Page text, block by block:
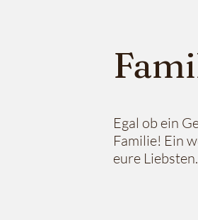
Egal ob ein
Familie! Ein
eure Liebsten.